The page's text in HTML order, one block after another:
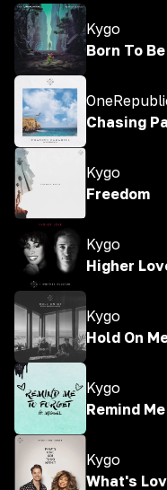
Kygo
Born To
Chasing
Kygo
Freedom
Kygo
Higher
Kygo
Hold On
Kygo
Remind
Kygo
What's